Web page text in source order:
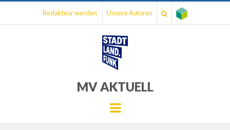
Redakteur werden Unsere Autoren
MV AKTUELL
Menu